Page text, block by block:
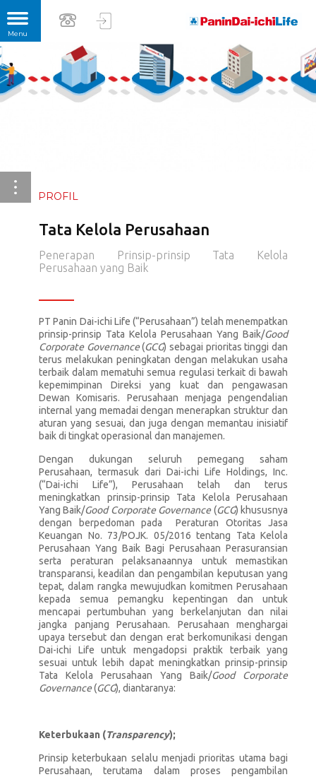
PROFIL
Tata Kelola Perusahaan
Penerapan Prinsip-prinsip Tata Kelola
Perusahaan yang Baik
PT Panin Dai-ichi Life (“Perusahaan”) telah menempatkan
prinsip-prinsip Tata Kelola Perusahaan Yang Baik/Good
Corporate Governance(GCG) sebagai prioritas tinggi dan
terus melakukan peningkatan dengan melakukan usaha
terbaik dalam mematuhi semua regulasi terkait di bawah
kepemimpinan Direksi yang kuat dan pengawasan
Dewan Komisaris. Perusahaan menjaga pengendalian
internal yang memadai dengan menerapkan struktur dan
aturan yang sesuai, dan juga dengan memantau inisiatif
baik di tingkat operasional dan manajemen.
Dengan dukungan seluruh pemegang saham
Perusahaan, termasuk dari Dai-ichi Life Holdings, Inc.
(“Dai-ichi Life”), Perusahaan telah dan terus
meningkatkan prinsip-prinsip Tata Kelola Perusahaan
Yang Baik/Good Corporate Governance(GCG) khususnya
dengan berpedoman pada Peraturan Otoritas Jasa
Keuangan No. 73/POJK. 05/2016 tentang Tata Kelola
Perusahaan Yang Baik Bagi Perusahaan Perasuransian
serta peraturan pelaksanaannya untuk memastikan
transparansi, keadilan dan pengambilan keputusan yang
tepat, dalam rangka mewujudkan komitmen Perusahaan
kepada semua pemangku kepentingan dan untuk
mencapai pertumbuhan yang berkelanjutan dan nilai
jangka panjang Perusahaan. Perusahaan menghargai
upaya tersebut dan dengan erat berkomunikasi dengan
Dai-ichi Life untuk mengadopsi praktik terbaik yang
sesuai untuk lebih dapat meningkatkan prinsip-prinsip
Tata Kelola Perusahaan Yang Baik/Good Corporate
Governance(GCG), diantaranya:
Keterbukaan (Transparency);
Prinsip keterbukaan selalu menjadi prioritas utama bagi
Perusahaan, terutama dalam proses pengambilan